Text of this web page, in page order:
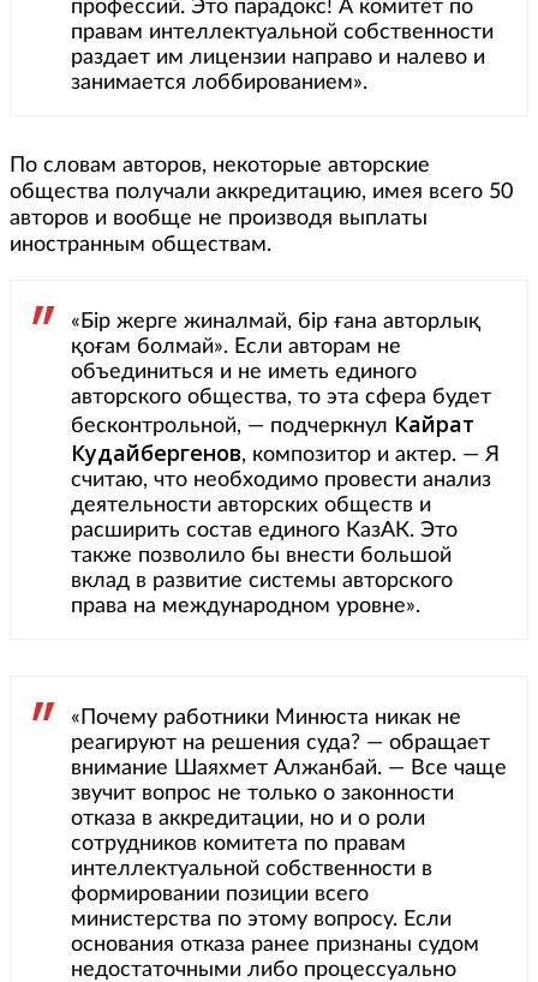
профессий. Это парадокс! А комитет по
правам интеллектуальной собственности
раздает им лицензии направо и налево и
занимается лоббированием».
По словам авторов, некоторые авторские
общества получали аккредитацию, имея всего 50
авторов и вообще не производя выплаты
иностранным обществам.
«Бір жерге жиналмай, бір ғана авторлық
қоғам болмай». Если авторам не
объединиться и не иметь единого
авторского общества, то эта сфера будет
бесконтрольной, — подчеркнул Кайрат
Кудайбергенов, композитор и актер. — Я
считаю, что необходимо провести анализ
деятельности авторских обществ и
расширить состав единого КазАК. Это
также позволило бы внести большой
вклад в развитие системы авторского
права на международном уровне».
«Почему работники Минюста никак не
реагируют на решения суда? — обращает
внимание Шаяхмет Алжанбай. — Все чаще
звучит вопрос не только о законности
отказа в аккредитации, но и о роли
сотрудников комитета по правам
интеллектуальной собственности в
формировании позиции всего
министерства по этому вопросу. Если
основания отказа ранее признаны судом
недостаточными либо процессуально